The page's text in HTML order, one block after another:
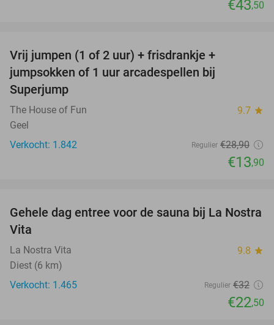
€43,50
Vrij jumpen (1 of 2 uur) + frisdrankje +
jumpsokken of 1 uur arcadespellen bij
Superjump
The House of Fun 9.7 star
Geel
Verkocht: 1.842
Regulier €28,90
€13,90
30%
Gehele dag entree voor de sauna bij La Nostra
Vita
La Nostra Vita 9.8 star
Diest (6 km)
Verkocht: 1.465
Regulier €32
€22,50